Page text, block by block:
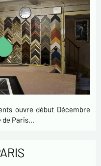
ouvre début Décembre
de Paris…